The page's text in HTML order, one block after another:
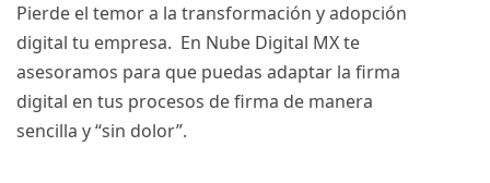
Pierde el temor a la transformación y adopción
digital tu empresa. En Nube Digital MX te
asesoramos para que puedas adaptar la firma
digital en tus procesos de firma de manera
sencilla y “sin dolor”.